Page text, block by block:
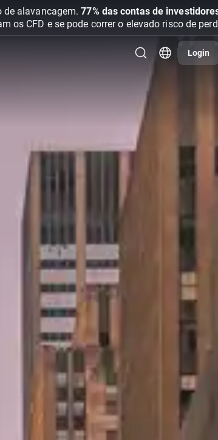
de alavancagem.77% das contas de
os CFD e se pode correr o elevado risco de
Login